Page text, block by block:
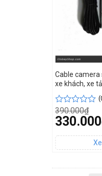
Cable camera
xe khách, xe
Được
xếp
hạng
0
sao
390.000₫
Giá
gốc
là:
330.000
hiện